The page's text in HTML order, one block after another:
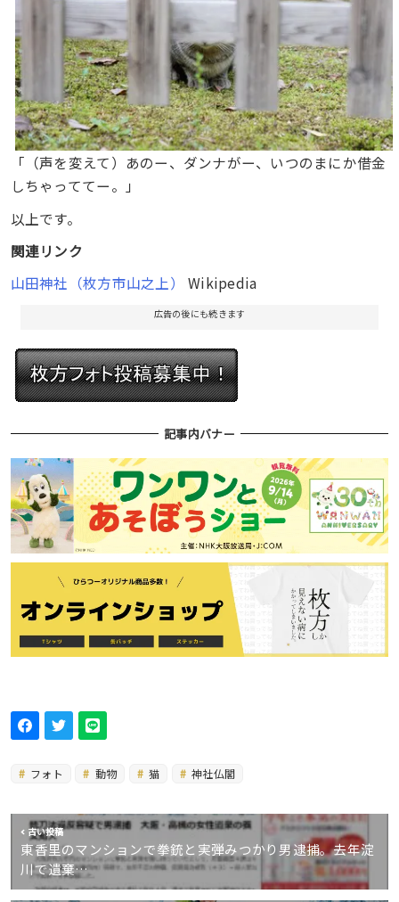
「（声を変えて）あのー、ダンナがー、いつのまにか借金
しちゃっててー。」
以上です。
関連リンク
山田神社（枚方市山之上）
Wikipedia
広告の後にも続きます
記事内バナー
フォト 動物 猫 神社仏閣
古い投稿
東香里のマンションで拳銃と実弾みつかり男逮捕。去年淀
川で遺棄…